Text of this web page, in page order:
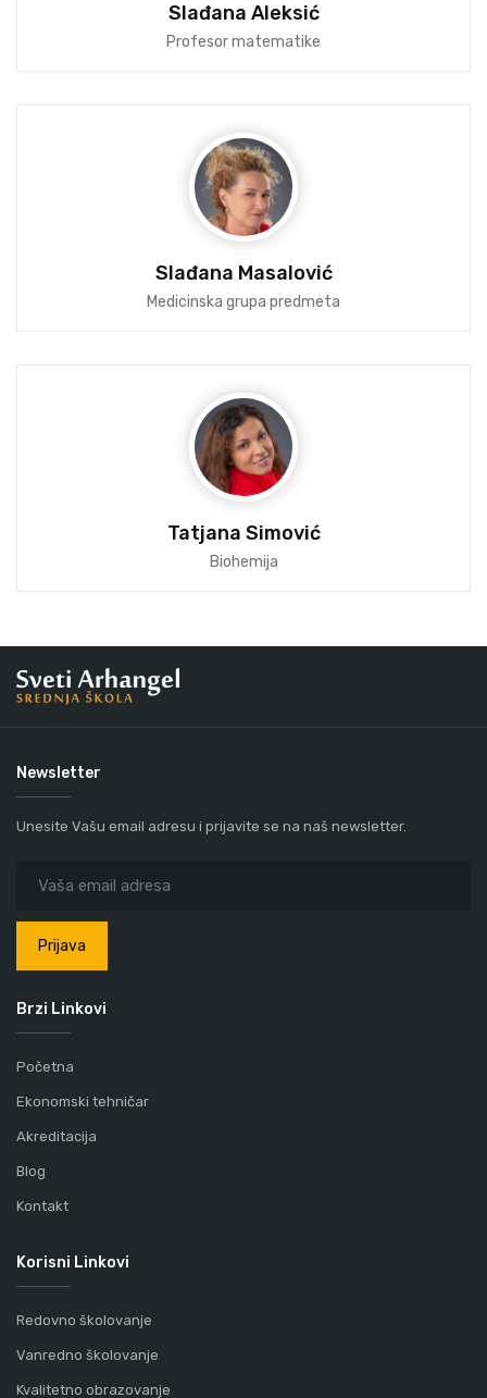
Slađana Aleksić
Profesor matematike
Slađana Masalović
Medicinska grupa predmeta
Tatjana Simović
Biohemija
Newsletter
Unesite Vašu email adresu i prijavite se na naš newsletter.
Prijava
Brzi Linkovi
Početna
Ekonomski tehničar
Akreditacija
Blog
Kontakt
Korisni Linkovi
Redovno školovanje
Vanredno školovanje
Kvalitetno obrazovanje